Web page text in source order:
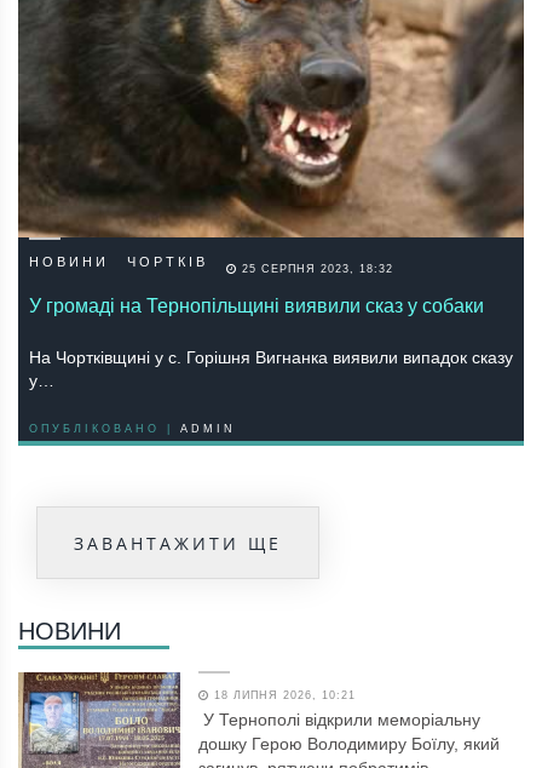
НОВИНИ ЧОРТКІВ 25 СЕРПНЯ 2023, 18:32
У громаді на Тернопільщині виявили сказ у собаки
На Чортківщині у с. Гоpiшня Вигнaнкa виявили випaдок скaзу
у…
ОПУБЛІКОВАНО | ADMIN
ЗАВАНТАЖИТИ ЩЕ
НОВИНИ
18 ЛИПНЯ 2026, 10:21
У Тернополі відкрили меморіальну
дошку Герою Володимиру Боїлу, який